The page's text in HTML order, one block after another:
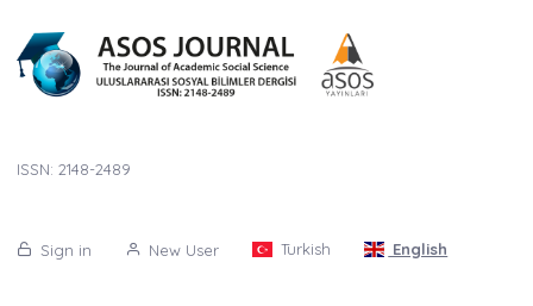
ISSN: 2148-2489
Sign in New User Turkish English